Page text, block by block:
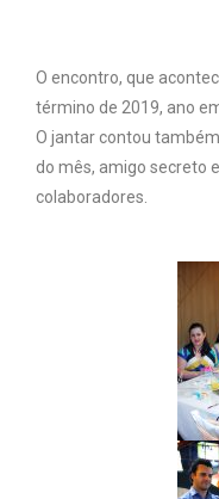
O encontro, que
término de 2019, ano
O jantar contou
do mês, amigo secreto
colaboradores.